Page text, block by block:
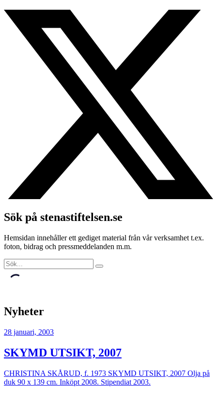
Sök på stenastiftelsen.se
Hemsidan innehåller ett gediget material från vår verksamhet t.ex.
foton, bidrag och pressmeddelanden m.m.
Nyheter
28 januari, 2003
SKYMD UTSIKT, 2007
CHRISTINA SKÅRUD, f. 1973 SKYMD UTSIKT, 2007 Olja på
duk 90 x 139 cm. Inköpt 2008. Stipendiat 2003.